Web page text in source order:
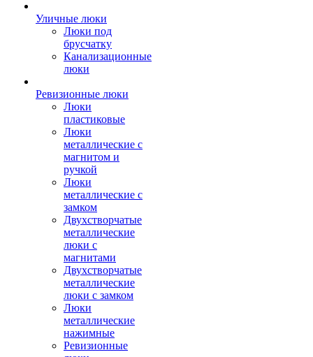
Уличные люки
Люки под
брусчатку
Канализационные
люки
Ревизионные люки
Люки
пластиковые
Люки
металлические с
магнитом и
ручкой
Люки
металлические с
замком
Двухстворчатые
металлические
люки с
магнитами
Двухстворчатые
металлические
люки с замком
Люки
металлические
нажимные
Ревизионные